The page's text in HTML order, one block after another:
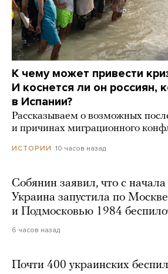
К чему может привести
И коснется ли он россиян,
в Испании?
Рассказываем о возможных
и причинах миграционного
ИСТОРИИ 10 часов назад
Собянин заявил, что с начала
Украина запустила по Москве
и Подмосковью 1984
6 часов назад
Почти 400 украинских